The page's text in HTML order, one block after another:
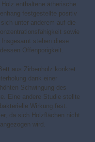
enthaltene ätherische
festgestellte positiv
unter anderem auf die
sowie
stehen diese
Offenporigkeit.
aus Zirbenholz konkret
dank einer
Schwingung des
Eine andere Studie stellte
Wirkung fest.
da sich Holzflächen nicht
wird.